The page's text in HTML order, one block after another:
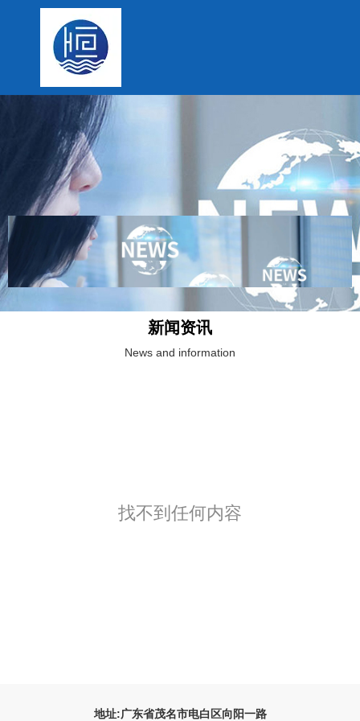
新闻资讯
News and information
找不到任何内容
地址:广东省茂名市电白区向阳一路